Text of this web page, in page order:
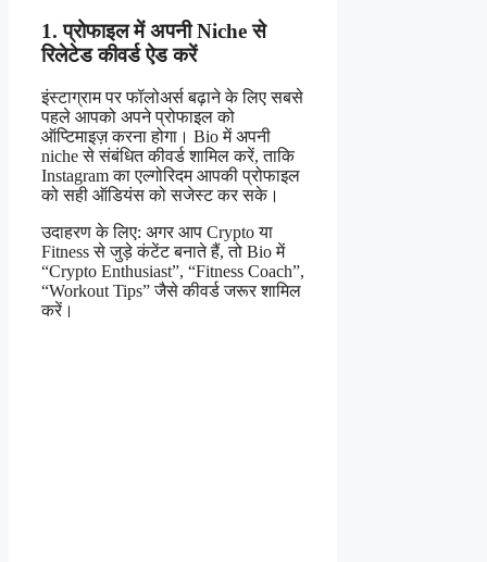
1. प्रोफाइल में अपनी Niche से
रिलेटेड कीवर्ड ऐड करें
इंस्टाग्राम पर फॉलोअर्स बढ़ाने के लिए सबसे
पहले आपको अपने प्रोफाइल को
ऑप्टिमाइज़ करना होगा। Bio में अपनी
niche से संबंधित कीवर्ड शामिल करें, ताकि
Instagram का एल्गोरिदम आपकी प्रोफाइल
को सही ऑडियंस को सजेस्ट कर सके।
उदाहरण के लिए: अगर आप Crypto या
Fitness से जुड़े कंटेंट बनाते हैं, तो Bio में
“Crypto Enthusiast”, “Fitness Coach”,
“Workout Tips” जैसे कीवर्ड जरूर शामिल
करें।